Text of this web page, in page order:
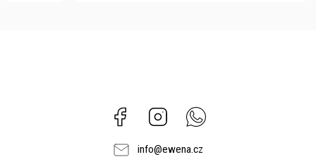
Facebook Instagram
info@ewena.cz